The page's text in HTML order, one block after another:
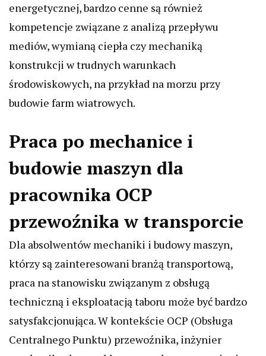
energetycznej, bardzo cenne są również
kompetencje związane z analizą przepływu
mediów, wymianą ciepła czy mechaniką
konstrukcji w trudnych warunkach
środowiskowych, na przykład na morzu przy
budowie farm wiatrowych.
Praca po mechanice i
budowie maszyn dla
pracownika OCP
przewoźnika w transporcie
Dla absolwentów mechaniki i budowy maszyn,
którzy są zainteresowani branżą transportową,
praca na stanowisku związanym z obsługą
techniczną i eksploatacją taboru może być bardzo
satysfakcjonująca. W kontekście OCP (Obsługa
Centralnego Punktu) przewoźnika, inżynier